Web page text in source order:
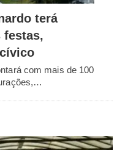
terá
festas,
com mais de 100